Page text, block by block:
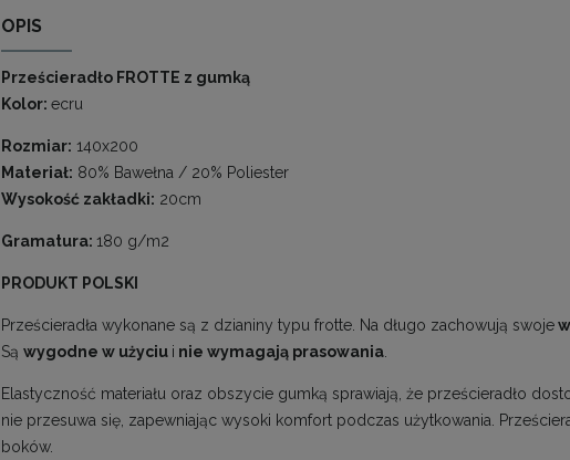
OPIS
Prześcieradło FROTTE z gumką
Kolor: ecru
Rozmiar: 140x200
Materiał: 80% Bawełna / 20% Poliester
Wysokość zakładki: 20cm
Gramatura: 180 g/m2
PRODUKT POLSKI
Prześcieradła wykonane są z dzianiny typu frotte. Na długo zachowują swoje
Są wygodne w użyciu i nie wymagają prasowania
Elastyczność materiału oraz obszycie gumką sprawiają, że prześcieradło
nie przesuwa się, zapewniając wysoki komfort podczas użytkowania.
boków.